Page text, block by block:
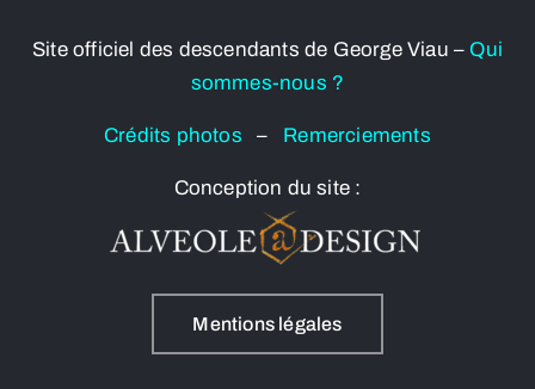
Site officiel des descendants de George Viau – Qui
sommes-nous ?
Crédits photos– Remerciements
Conception du site :
Mentions légales